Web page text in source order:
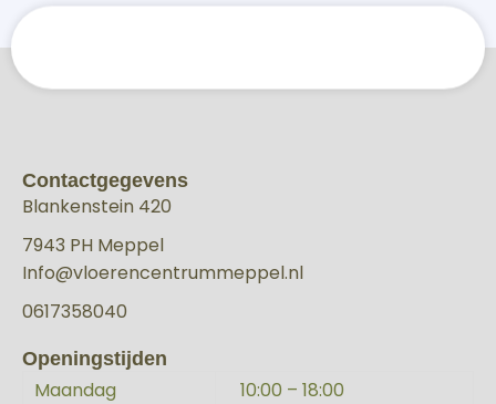
Contactgegevens
Blankenstein 420
7943 PH Meppel
Info@vloerencentrummeppel.nl
0617358040
Openingstijden
Maandag
10:00 – 18:00